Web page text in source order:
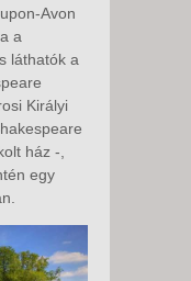
Avon
a
láthatók a
Királyi
ház -,
egy